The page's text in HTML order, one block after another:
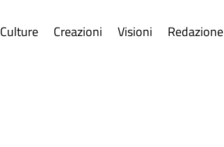
Culture Creazioni Visioni Redazione